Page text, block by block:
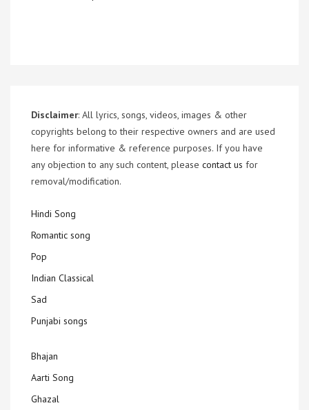
Disclaimer: All lyrics, songs, videos, images & other
copyrights belong to their respective owners and are used
here for informative & reference purposes. If you have
any objection to any such content, please contact us for
removal/modification.
Hindi Song
Romantic song
Pop
Indian Classical
Sad
Punjabi songs
Bhajan
Aarti Song
Ghazal